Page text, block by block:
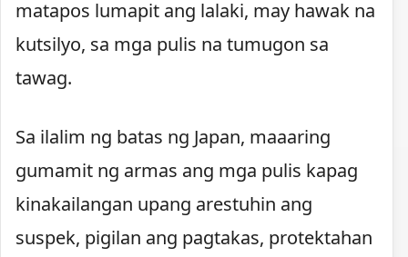
matapos lumapit ang lalaki, may hawak na
kutsilyo, sa mga pulis na tumugon sa
tawag.
Sa ilalim ng batas ng Japan, maaaring
gumamit ng armas ang mga pulis kapag
kinakailangan upang arestuhin ang
suspek, pigilan ang pagtakas, protektahan